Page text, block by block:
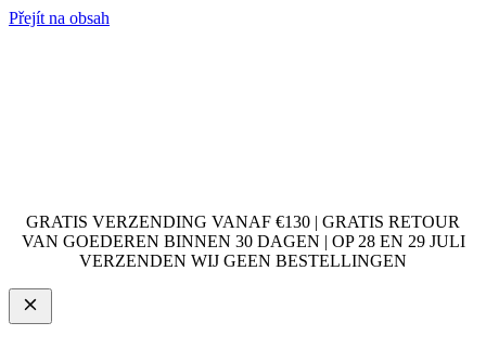
Přejít na obsah
GRATIS VERZENDING VANAF €130 | GRATIS RETOUR
VAN GOEDEREN BINNEN 30 DAGEN | OP 28 EN 29 JULI
VERZENDEN WIJ GEEN BESTELLINGEN